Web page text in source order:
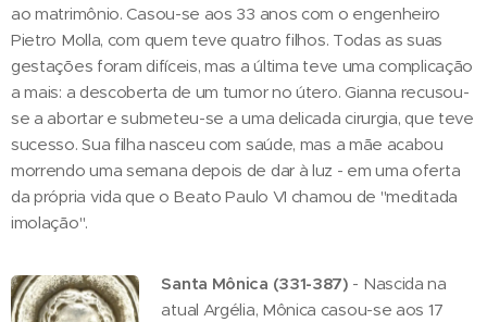
ao matrimônio. Casou-se aos 33 anos com o engenheiro
Pietro Molla, com quem teve quatro filhos. Todas as suas
gestações foram difíceis, mas a última teve uma complicação
a mais: a descoberta de um tumor no útero. Gianna recusou-
se a abortar e submeteu-se a uma delicada cirurgia, que teve
sucesso. Sua filha nasceu com saúde, mas a mãe acabou
morrendo uma semana depois de dar à luz - em uma oferta
da própria vida que o Beato Paulo VI chamou de "meditada
imolação".
Santa Mônica (331-387) - Nascida na
atual Argélia, Mônica casou-se aos 17